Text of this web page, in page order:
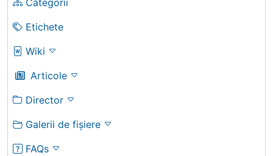
Etichete
Wiki
Articole
Director
Galerii de fișiere
FAQs